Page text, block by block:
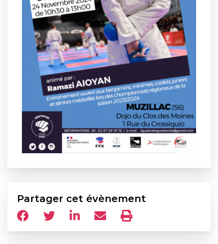
Partager cet évènement